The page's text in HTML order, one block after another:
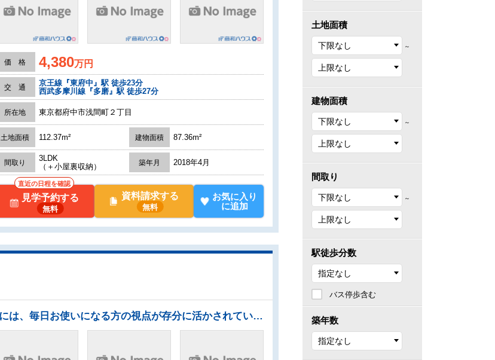
価 格 4,380万円
交 通
京王線『東府中』駅 徒歩23分
西武多摩川線『多磨』駅 徒歩27分
所在地 東京都府中市浅間町２丁目
土地面積 112.37m² 建物面積 87.36m²
間取り
3LDK
（＋小屋裏収納）
築年月 2018年4月
直近の日程を確認
見学予約する
無料
資料請求する
無料
お気に入り
に追加
●使いやすくスタイリッシュなシステムキッチンには、毎日お使いになる方の視点が存分に活かされています。 ●キッチンには家事時間を短縮する食洗機付き ●温水洗浄機能付きトイレで清潔にご使用いただけます。 ●浴室換気乾燥機は梅雨の時期等、なかなか乾かない洗濯物を干すのに役立ちます！ ●南西向きのバルコニーは日差しもたっぷり注ぎ、お洗濯物もよく乾きます。
土地面積
～
建物面積
～
間取り
～
駅徒歩分数
バス停歩含む
築年数